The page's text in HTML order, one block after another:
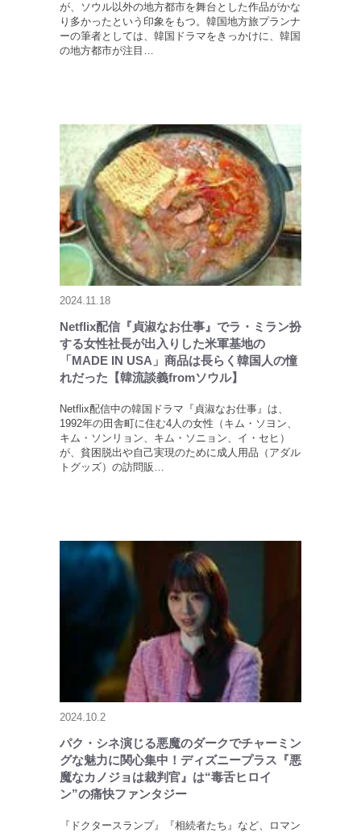
が、ソウル以外の地方都市を舞台とした作品がかな
り多かったという印象をもつ。韓国地方旅プランナ
ーの筆者としては、韓国ドラマをきっかけに、韓国
の地方都市が注目…
2024.11.18
Netflix配信『貞淑なお仕事』でラ・ミラン扮
する女性社長が出入りした米軍基地の
「MADE IN USA」商品は長らく韓国人の憧
れだった【韓流談義fromソウル】
Netflix配信中の韓国ドラマ『貞淑なお仕事』は、
1992年の田舎町に住む4人の女性（キム・ソヨン、
キム・ソンリョン、キム・ソニョン、イ・セヒ）
が、貧困脱出や自己実現のために成人用品（アダル
トグッズ）の訪問販…
2024.10.2
パク・シネ演じる悪魔のダークでチャーミン
グな魅力に関心集中！ディズニープラス『悪
魔なカノジョは裁判官』は“毒舌ヒロイ
ン”の痛快ファンタジー
『ドクタースランプ』『相続者たち』など、ロマン